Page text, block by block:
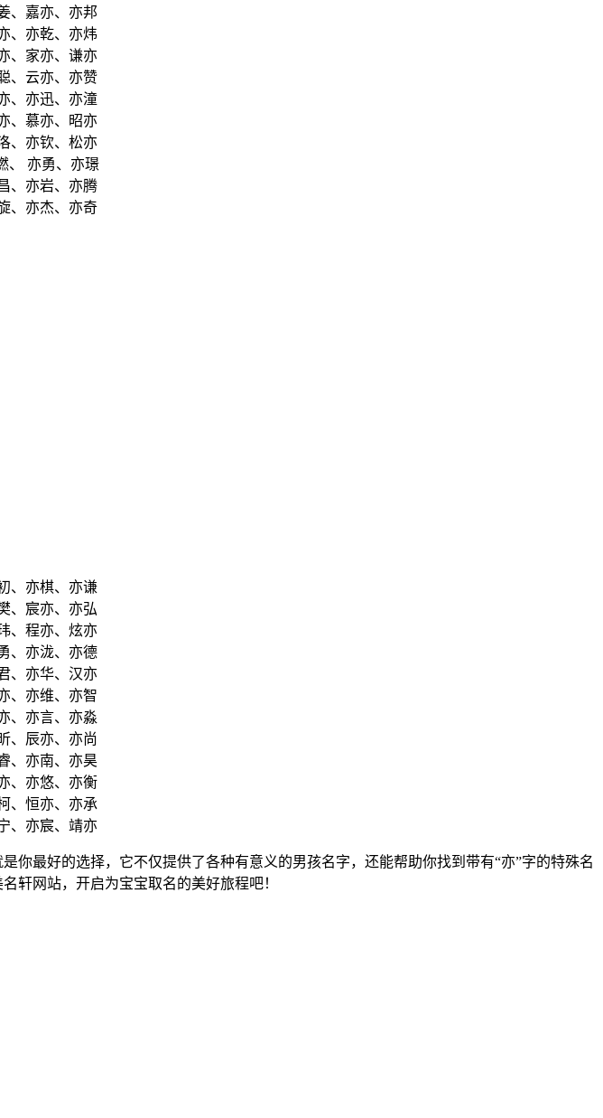
、嘉亦、亦邦
、亦乾、亦炜
、家亦、谦亦
、云亦、亦赞
、亦迅、亦潼
、慕亦、昭亦
、亦钦、松亦
、 亦勇、亦璟
、亦岩、亦腾
、亦杰、亦奇
、亦棋、亦谦
、宸亦、亦弘
、程亦、炫亦
、亦泷、亦德
、亦华、汉亦
、亦维、亦智
、亦言、亦淼
、辰亦、亦尚
、亦南、亦昊
、亦悠、亦衡
、恒亦、亦承
、亦宸、靖亦
最好的选择，它不仅提供了各种有意义的男孩名字，还能帮助你找到带有“亦”字的特殊名
轩网站，开启为宝宝取名的美好旅程吧！